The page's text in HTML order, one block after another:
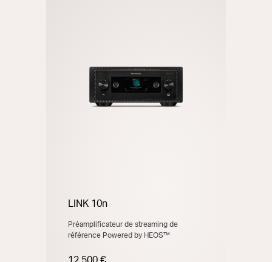
LINK 10n
Préamplificateur de streaming de
référence Powered by HEOS™